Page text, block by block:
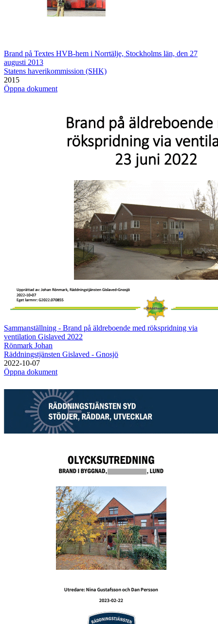
Brand på Textes HVB-hem i Norrtälje, Stockholms län, den 27
augusti 2013
Statens haverikommission (SHK)
2015
Öppna dokument
Sammanställning - Brand på äldreboende med rökspridning via
ventilation Gislaved 2022
Rönmark Johan
Räddningstjänsten Gislaved - Gnosjö
2022-10-07
Öppna dokument